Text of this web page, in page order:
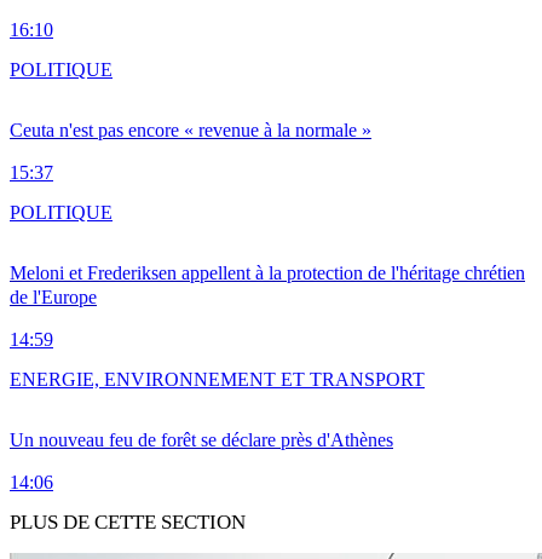
16:10
Ceuta n'est pas encore « revenue à la normale »
15:37
POLITIQUE
Meloni et Frederiksen appellent à la protection de l'héritage chrétien
de l'Europe
14:59
POLITIQUE
Un nouveau feu de forêt se déclare près d'Athènes
14:06
ENERGIE, ENVIRONNEMENT ET TRANSPORT
PLUS DE CETTE SECTION